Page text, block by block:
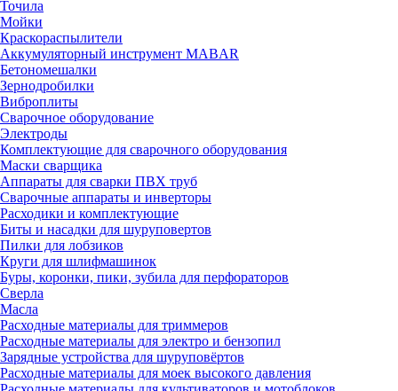
Точила
Мойки
Краскораспылители
Аккумуляторный инструмент MABAR
Бетономешалки
Зернодробилки
Виброплиты
Сварочное оборудование
Электроды
Комплектующие для сварочного оборудования
Маски сварщика
Аппараты для сварки ПВХ труб
Сварочные аппараты и инверторы
Расходики и комплектующие
Биты и насадки для шуруповертов
Пилки для лобзиков
Круги для шлифмашинок
Буры, коронки, пики, зубила для перфораторов
Сверла
Масла
Расходные материалы для триммеров
Расходные материалы для электро и бензопил
Зарядные устройства для шуруповёртов
Расходные материалы для моек высокого давления